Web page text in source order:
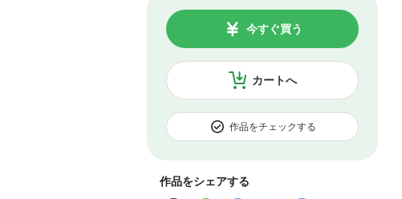
カートへ
今すぐ買う
作品をチェックする
作品をシェアする